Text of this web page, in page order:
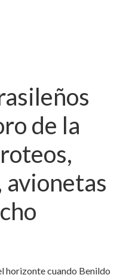
de la
avionetas
horizonte cuando Benildo